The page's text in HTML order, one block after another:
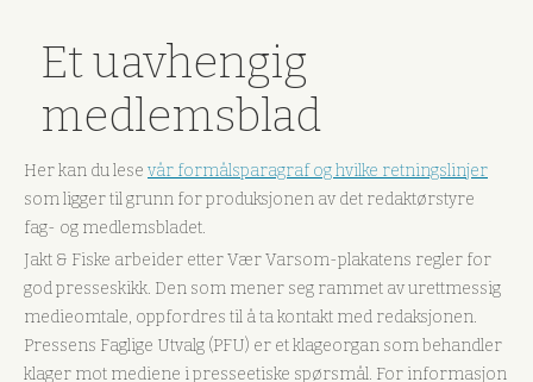
Et uavhengig
medlemsblad
Her kan du lese vår formålsparagraf og hvilke retningslinjer
som ligger til grunn for produksjonen av det redaktørstyre
fag- og medlemsbladet.
Jakt & Fiske arbeider etter Vær Varsom-plakatens regler for
god presseskikk. Den som mener seg rammet av urettmessig
medieomtale, oppfordres til å ta kontakt med redaksjonen.
Pressens Faglige Utvalg (PFU) er et klageorgan som behandler
klager mot mediene i presseetiske spørsmål. For informasjon